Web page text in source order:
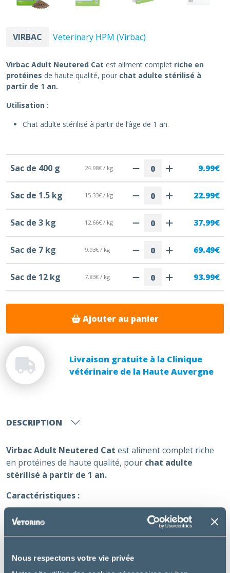
Nous respectons votre vie privée
VIRBAC Veterinary HPM (Virbac)
Virbac Adult Neutered Cat est aliment complet riche en
protéines de haute qualité, pour chat adulte stérilisé à
partir de 1 an.
Utilisation :
Chat adulte stérilisé à partir de l’âge de 1 an.
Sac de 400 g 24.98€ / kg 9.99€
Sac de 1.5 kg 15.33€ / kg 22.99€
Sac de 3 kg 12.66€ / kg 37.99€
Sac de 7 kg 9.93€ / kg 69.49€
Sac de 12 kg 7.83€ / kg 93.99€
Ajouter au panier
Livraison gratuite à la Clinique
vétérinaire de la Haute Auvergne
DESCRIPTION
Virbac Adult Neutered Cat est aliment complet riche
en protéines de haute qualité, pour chat adulte
stérilisé à partir de 1 an.
Caractéristiques :
Riche en protéines de haute qualité, dont 90% de
protéines animales (1er ingrédient) et pauvre en
glucides
Haute appétence
Fabrication française sans colorant, ni arôme